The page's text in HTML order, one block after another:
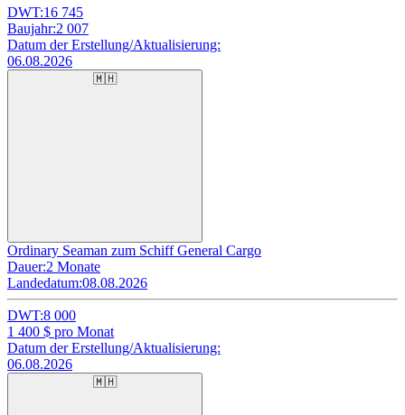
DWT:16 745
Baujahr:2 007
Datum der Erstellung/Aktualisierung:
06.08.2026
🇲🇭
Ordinary Seaman zum Schiff General Cargo
Dauer:2 Monate
Landedatum:08.08.2026
DWT:8 000
1 400 $ pro Monat
Datum der Erstellung/Aktualisierung:
06.08.2026
🇲🇭